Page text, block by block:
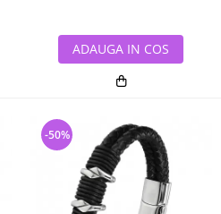
ADAUGA IN COS
-50%